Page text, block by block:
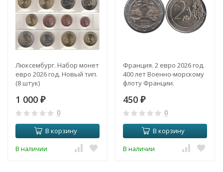
Люксембург. Набор монет
евро 2026 год. Новый тип.
(8 штук)
1 000 ₽
0
В корзину
В наличии
Франция. 2 евро 2026 год.
400 лет Военно-морскому
флоту Франции.
450 ₽
0
В корзину
В наличии